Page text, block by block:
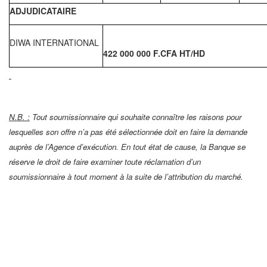
ADJUDICATAIRE
DIWA INTERNATIONAL
422 000 000 F.CFA HT/HD
N.B. : Tout soumissionnaire qui souhaite connaître les raisons pour
lesquelles son offre n’a pas été sélectionnée doit en faire la demande
auprès de l’Agence d’exécution. En tout état de cause, la Banque se
réserve le droit de faire examiner toute réclamation d’un
soumissionnaire à tout moment à la suite de l’attribution du marché.